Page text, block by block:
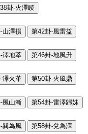
卦-火澤睽
山澤損 第42卦-風雷益
澤地萃 第46卦-地風升
澤火革 第50卦-火風鼎
風山漸 第54卦-雷澤歸妹
巽為風 第58卦-兌為澤